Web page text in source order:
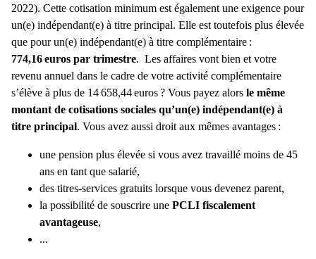
2022). Cette cotisation minimum est également une exigence pour
un(e) indépendant(e) à titre principal. Elle est toutefois plus élevée
que pour un(e) indépendant(e) à titre complémentaire :
774,16 euros par trimestre. Les affaires vont bien et votre
revenu annuel dans le cadre de votre activité complémentaire
s’élève à plus de 14 658,44 euros ? Vous payez alors le même
montant de cotisations sociales qu’un(e) indépendant(e) à
titre principal. Vous avez aussi droit aux mêmes avantages :
une pension plus élevée si vous avez travaillé moins de 45
ans en tant que salarié,
des titres-services gratuits lorsque vous devenez parent,
la possibilité de souscrire une PCLI fiscalement
avantageuse,
...